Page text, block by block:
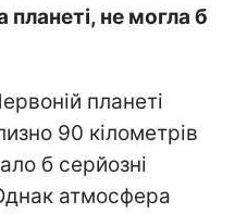
не могла б
планеті
90 кілометрів
б серйозні
атмосфера